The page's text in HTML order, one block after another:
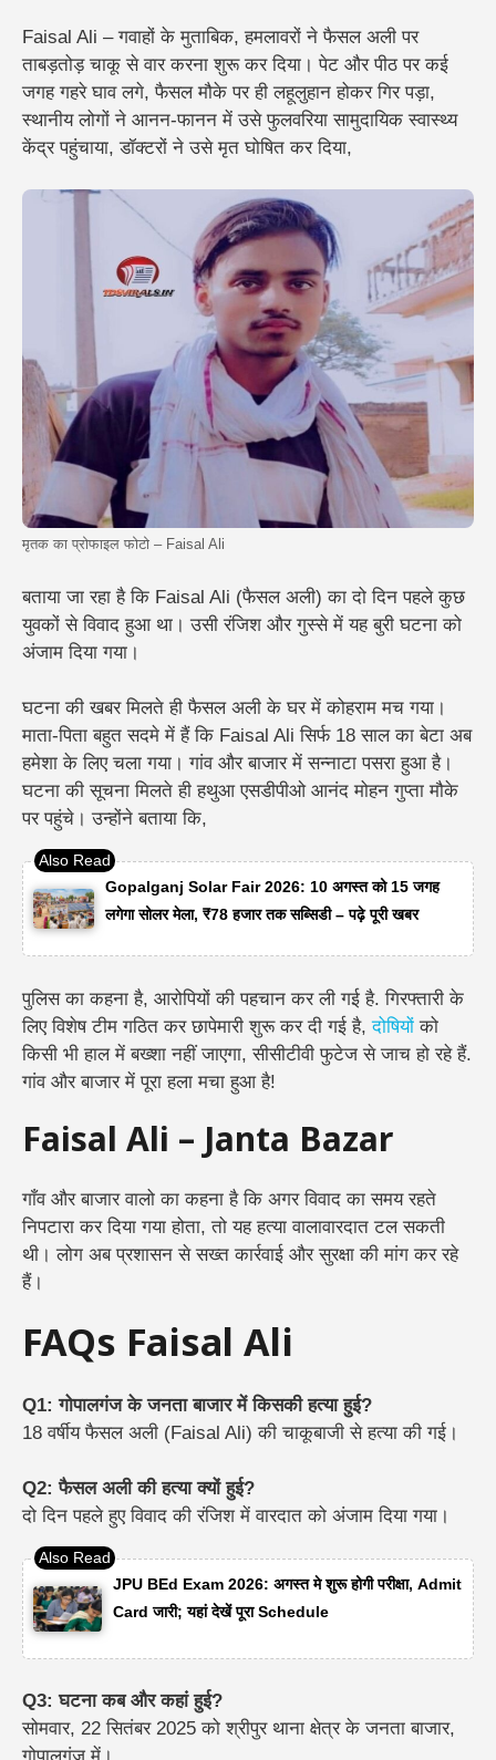
Faisal Ali – गवाहों के मुताबिक, हमलावरों ने फैसल अली पर
ताबड़तोड़ चाकू से वार करना शुरू कर दिया। पेट और पीठ पर कई
जगह गहरे घाव लगे, फैसल मौके पर ही लहूलुहान होकर गिर पड़ा,
स्थानीय लोगों ने आनन-फानन में उसे फुलवरिया सामुदायिक स्वास्थ्य
केंद्र पहुंचाया, डॉक्टरों ने उसे मृत घोषित कर दिया,
मृतक का प्रोफाइल फोटो – Faisal Ali
बताया जा रहा है कि Faisal Ali (फैसल अली) का दो दिन पहले कुछ
युवकों से विवाद हुआ था। उसी रंजिश और गुस्से में यह बुरी घटना को
अंजाम दिया गया।
घटना की खबर मिलते ही फैसल अली के घर में कोहराम मच गया।
माता-पिता बहुत सदमे में हैं कि Faisal Ali सिर्फ 18 साल का बेटा अब
हमेशा के लिए चला गया। गांव और बाजार में सन्नाटा पसरा हुआ है।
घटना की सूचना मिलते हीहथुआ एसडीपीओ आनंद मोहन गुप्ता मौके
पर पहुंचे। उन्होंने बताया कि,
Gopalganj Solar Fair 2026: 10 अगस्त को 15 जगह
लगेगा सोलर मेला, ₹78 हजार तक सब्सिडी – पढ़े पूरी खबर
पुलिस का कहना है, आरोपियों की पहचान कर ली गई है.गिरफ्तारी के
लिएविशेष टीम गठित कर छापेमारी शुरूकर दी गई है,दोषियों को
किसी भी हाल में बख्शा नहीं जाएगा,सीसीटीवी फुटेज से जाच हो रहे हैं.
गांव और बाजार में पूरा हला मचा हुआ है!
Faisal Ali – Janta Bazar
गाँव और बाजार वालो का कहना है कि अगर विवाद का समय रहते
निपटारा कर दिया गया होता, तो यह हत्या वालावारदात टल सकती
थी। लोग अब प्रशासन से सख्त कार्रवाई और सुरक्षा की मांग कर रहे
हैं।
FAQs Faisal Ali
Q1: गोपालगंज के जनता बाजार में किसकी हत्या हुई?
18 वर्षीय फैसल अली (Faisal Ali) की चाकूबाजी से हत्या की गई।
Q2: फैसल अली की हत्या क्यों हुई?
दो दिन पहले हुए विवाद की रंजिश में वारदात को अंजाम दिया गया।
JPU BEd Exam 2026: अगस्त मे शुरू होगी परीक्षा, Admit
Card जारी; यहां देखें पूरा Schedule
Q3: घटना कब और कहां हुई?
सोमवार, 22 सितंबर 2025 को श्रीपुर थाना क्षेत्र के जनता बाजार,